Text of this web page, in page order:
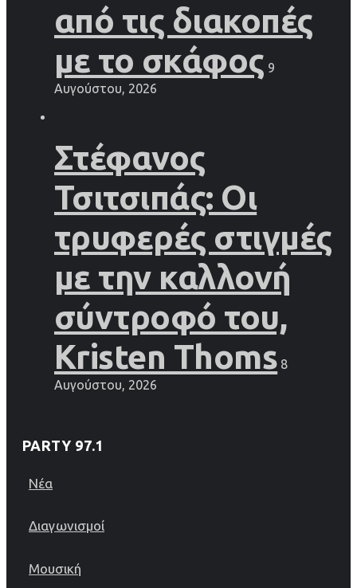
από τις διακοπές
με το σκάφος 9
Αυγούστου, 2026
Στέφανος
Τσιτσιπάς: Οι
τρυφερές στιγμές
με την καλλονή
σύντροφό του,
Kristen Thoms 8
Αυγούστου, 2026
PARTY 97.1
Νέα
Διαγωνισμοί
Μουσική